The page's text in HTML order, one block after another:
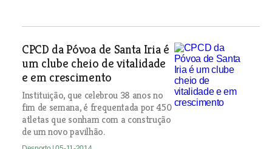
CPCD da Póvoa de Santa Iria é
um clube cheio de vitalidade
e em crescimento
Instituição, que celebrou 38 anos no
fim de semana, é frequentada por 450
atletas que sonham com a construção
de um novo pavilhão.